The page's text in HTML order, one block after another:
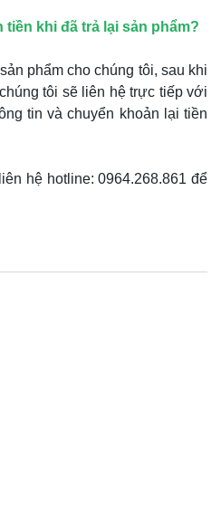
khi đã trả lại sản phẩm?
phẩm cho chúng tôi, sau khi
tôi sẽ liên hệ trực tiếp với
tin và chuyển khoản lại tiền
hệ hotline: 0964.268.861 để